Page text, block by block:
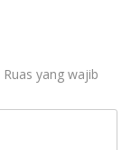
Ruas yang wajib